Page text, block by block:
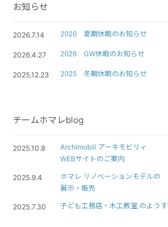
お知らせ
2026.7.14 2026 夏期休暇のお知らせ
2026.4.27 2026 GW休暇のお知らせ
2025.12.23 2025 冬期休暇のお知らせ
チームホマレblog
2025.10.8
Archimobili アーキモビリィ
WEBサイトのご案内
2025.9.4
ホマレ リノベーションモデルの
展示・販売
2025.7.30 子ども工務店・木工教室 のようす